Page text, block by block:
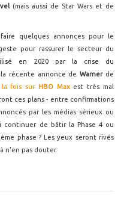
(mais aussi de Star Wars et de
quelques annonces pour le
pour rassurer le secteur du
en 2020 par la crise du
récente annonce deWarner de
la fois sur HBO Max est très mal
ces plans - entre confirmations
par les médias sérieux ou
continuer de bâtir la Phase 4 ou
phase ? Les yeux seront rivés
n'en pas douter.